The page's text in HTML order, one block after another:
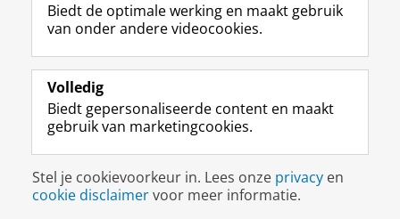
e
b
o
p
a
g
i
n
a
k
e
I
-
p
a
g
i
n
-
f
e
R
i
k
s
u
t
r
m
-
c
c
o
T
e
k
a
a
a
Studiekiezers
Alumni
Over ons
Disclaimer & Copyright
Inloggen
Biedt de optimale werking en maakt gebruik
van onder andere videocookies.
Volledig
Biedt gepersonaliseerde content en maakt
gebruik van marketingcookies.
Stel je cookievoorkeur in. Lees onze privacy en
cookie disclaimervoor meer informatie.